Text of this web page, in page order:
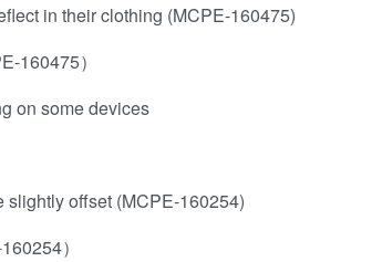
in their clothing (MCPE-160475)
160475）
on some devices
offset (MCPE-160254)
）